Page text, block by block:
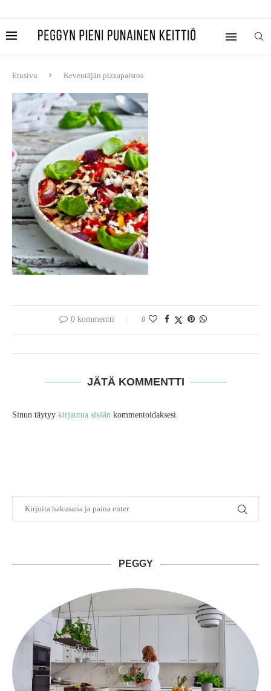
Etusivu Keventäjän pizzapaistos
0 kommentti 0
JÄTÄ KOMMENTTI
Sinun täytyy kirjautua sisään kommentoidaksesi.
PEGGY